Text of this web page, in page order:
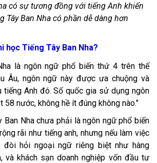
có sự tương đồng với tiếng Anh khiến
Tây Ban Nha có phần dễ dàng hơn
học Tiếng Tây Ban Nha?
là ngôn ngữ phổ biến thứ 4 trên thế
Âu, ngôn ngữ này được ưa chuộng và
tiếng Anh đó. Số quốc gia sử dụng ngôn
58 nước, không hề ít đúng không nào."
Ban Nha chưa phải là ngôn ngữ phổ biến
rãi như tiếng anh, nhưng nếu làm việc
hỏi ngoại ngữ riêng biệt như hàng
và khách sạn doanh nghiệp vốn đầu tư